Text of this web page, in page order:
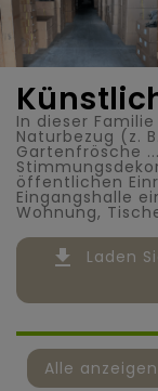
In dieser
Naturbezug (z.
Gartenfrösche
öffentlichen
Eingangshalle
Wohnung,
file_download
Laden
Alle